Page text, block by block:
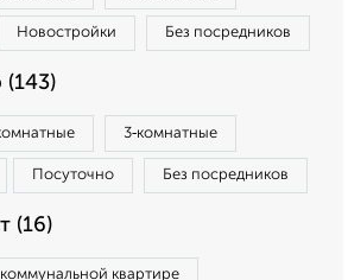
Новостройки Без посредников
(143)
3‑комнатные
Посуточно Без посредников
(16)
коммунальной квартире